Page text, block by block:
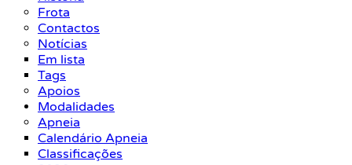
Frota
Contactos
Notícias
Em lista
Tags
Apoios
Modalidades
Apneia
Calendário Apneia
Classificações